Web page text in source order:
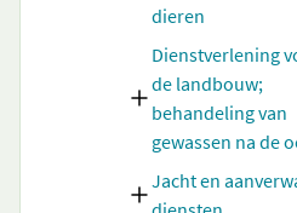
dieren
Dienstverlening
de landbouw;
behandeling van
gewassen na de
Jacht en